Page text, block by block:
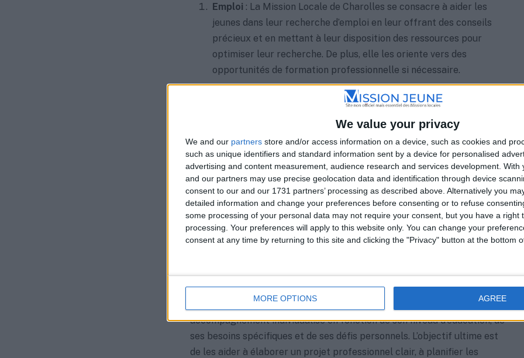
We value your privacy
We and our partners store and/or access information on a device, such as cookies and
such as unique identifiers and standard information sent by a device for personalised
advertising and content measurement, audience research and services development. With
and our partners may use precise geolocation data and identification through device
consent to our and our 1731 partners’ processing as described above. Alternatively you
detailed information and change your preferences before consenting or to refuse
some processing of your personal data may not require your consent, but you have a right
processing. Your preferences will apply to this website only. You can change your
consent at any time by returning to this site and clicking the "Privacy" button at the bottom
MORE OPTIONS AGREE
Emploi : La Mission Locale de Charolles se consacre à aider les
jeunes dans leur recherche d’emploi en leur offrant des conseils
précieux et en mettant à leur disposition des ressources pour
optimiser leur recherche. De plus, elle les oriente vers des
opportunités de formation professionnelle si nécessaire.
: Pour les jeunes désireux de poursuivre leur éducation
ou d’acquérir de nouvelles compétences, la Mission Locale propose
des orientations vers des programmes de formation adaptés à leurs
aspirations professionnelles.
Logement: L’accès à un logement décent est souvent une
préoccupation majeure pour les jeunes. La Mission Locale les
informe sur les options de logement disponibles et les assiste pour
résoudre des problématiques liées au logement.
Santé: La santé étant un élément clé de la qualité de vie des
jeunes, la Mission Locale dispense des informations essentielles sur
Chaque jeune accueilli par la Mission Locale de Charolles bénéficie d’un
accompagnement individualisé en fonction de son niveau d’éducation, de
ses besoins spécifiques et de ses défis personnels. L’objectif ultime est
de les aider à élaborer un projet professionnel clair, à planifier les